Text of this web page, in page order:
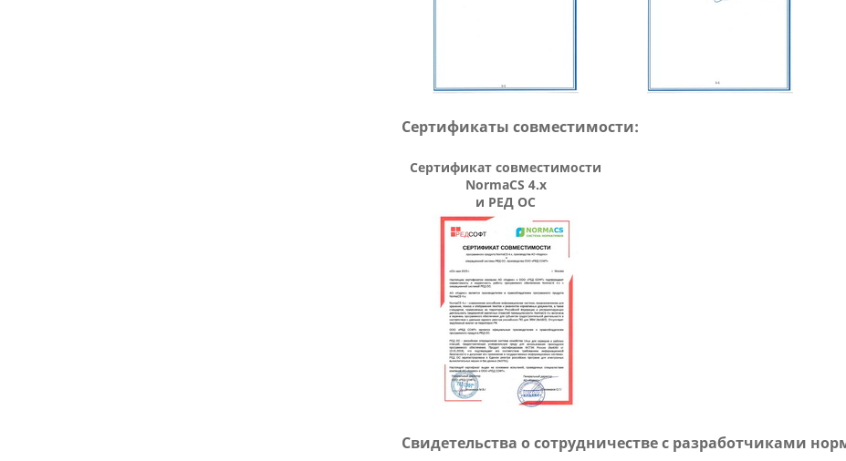
Сертификаты совместимости:
Сертификат совместимости
NormaCS 4.x
и РЕД ОС
Свидетельства о сотрудничестве с разработчиками